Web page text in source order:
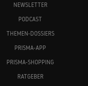
NEWSLETTER
PODCAST
THEMEN-DOSSIERS
PRISMA-APP
PRISMA-SHOPPING
RATGEBER